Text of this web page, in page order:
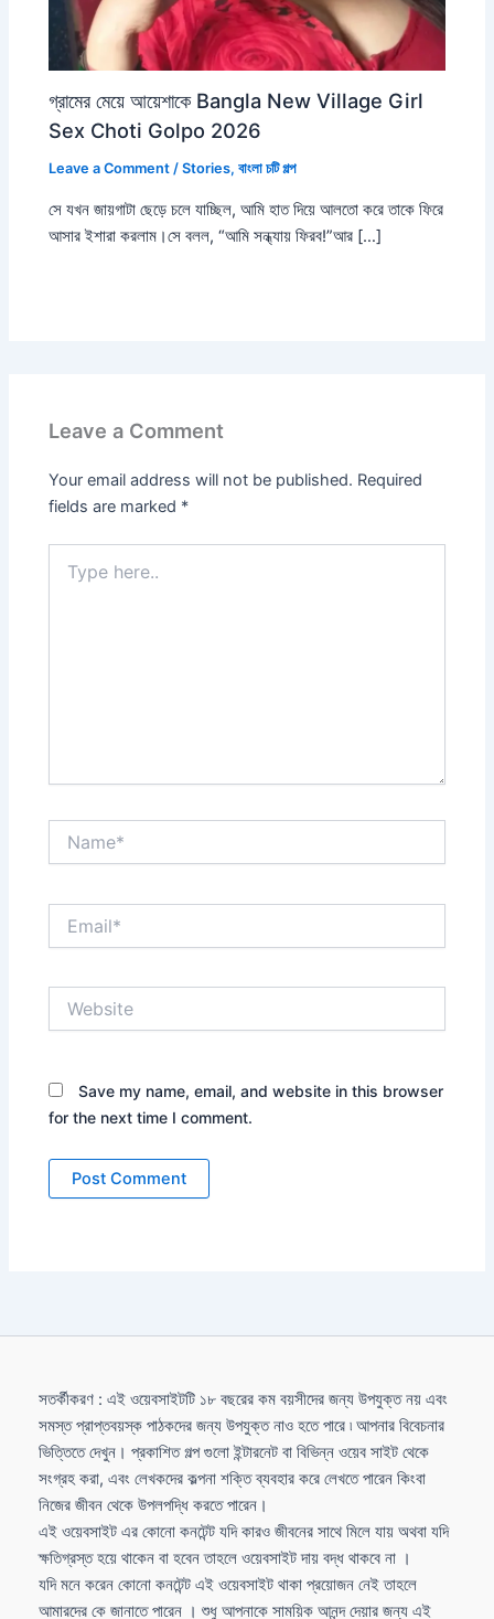
গ্রামের মেয়ে আয়েশাকে Bangla New Village Girl
Sex Choti Golpo 2026
Leave a Comment /Stories,বাংলা চটি গল্প
সে যখন জায়গাটা ছেড়ে চলে যাচ্ছিল, আমি হাত দিয়ে আলতো করে তাকে ফিরে
আসার ইশারা করলাম।সে বলল, “আমি সন্ধ্যায় ফিরব!”আর […]
Leave a Comment
Your email address will not be published. Required
fields are marked *
here..
Save my name, email, and website in this browser
for the next time I comment.
সতর্কীকরণ : এই ওয়েবসাইটটি ১৮ বছরের কম বয়সীদের জন্য উপযুক্ত নয় এবং
সমস্ত প্রাপ্তবয়স্ক পাঠকদের জন্য উপযুক্ত নাও হতে পারে ৷ আপনার বিবেচনার
ভিত্তিতে দেখুন। প্রকাশিত গল্প গুলো ইন্টারনেট বা বিভিন্ন ওয়েব সাইট থেকে
সংগ্রহ করা, এবং লেখকদের কল্পনা শক্তি ব্যবহার করে লেখতে পারেন কিংবা
নিজের জীবন থেকে উপলপদ্ধি করতে পারেন।
এই ওয়েবসাইট এর কোনো কনটেন্ট যদি কারও জীবনের সাথে মিলে যায় অথবা যদি
ক্ষতিগ্রস্ত হয়ে থাকেন বা হবেন তাহলে ওয়েবসাইট দায় বদ্ধ থাকবে না ।
যদি মনে করেন কোনো কনটেন্ট এই ওয়েবসাইট থাকা প্রয়োজন নেই তাহলে
আমারদের কে জানাতে পারেন । শুধু আপনাকে সাময়িক আনন্দ দেয়ার জন্য এই